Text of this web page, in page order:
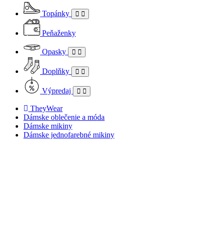
Topánky
Peňaženky
Opasky
Doplňky
Výpredaj
TheyWear
Dámske oblečenie a móda
Dámske mikiny
Dámske jednofarebné mikiny